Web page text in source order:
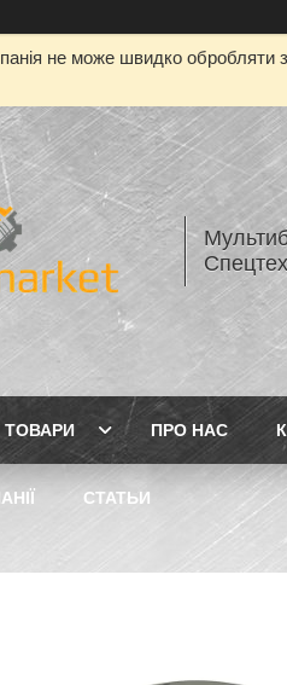
не може швидко обробляти
ТОВАРИ ПРО НАС
СТАТЬИ